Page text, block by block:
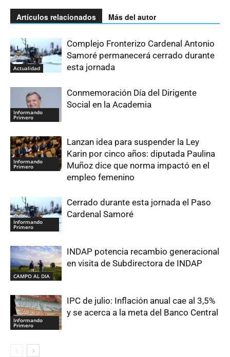
Artículos relacionados Más del autor
Actualidad
Complejo Fronterizo Cardenal Antonio
Samoré permanecerá cerrado durante
esta jornada
Informando
Primero
Conmemoración Día del Dirigente
Social en la Academia
Informando
Primero
Lanzan idea para suspender la Ley
Karin por cinco años: diputada Paulina
Muñoz dice que norma impactó en el
empleo femenino
Informando
Primero
Cerrado durante esta jornada el Paso
Cardenal Samoré
CAMPO AL DIA
INDAP potencia recambio generacional
en visita de Subdirectora de INDAP
Informando
Primero
IPC de julio: Inflación anual cae al 3,5%
y se acerca a la meta del Banco Central